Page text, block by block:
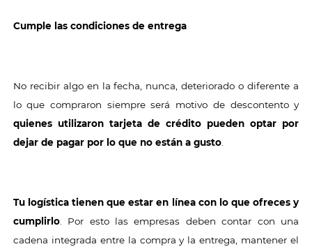
Cumple las condiciones de entrega
No recibir algo en la fecha, nunca, deteriorado o diferente a
lo que compraron siempre será motivo de descontento y
quienes utilizaron tarjeta de crédito pueden optar por
dejar de pagar por lo que no están a gusto.
Tu logísticatienen que estar en línea con lo que ofreces y
cumplirlo. Por esto las empresas deben contar con una
cadena integrada entre la compra y la entrega, mantener el